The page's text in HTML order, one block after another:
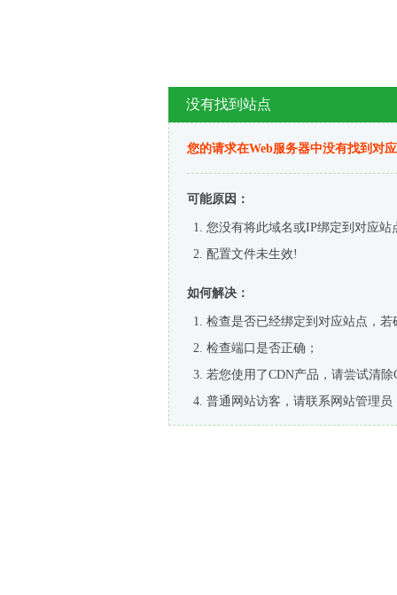
没有找到站点
您的请求在Web服务器中没有找到对
可能原因：
您没有将此域名或IP绑定到对应站
配置文件未生效!
如何解决：
检查是否已经绑定到对应站点，
检查端口是否正确；
若您使用了CDN产品，请尝试清除
普通网站访客，请联系网站管理员